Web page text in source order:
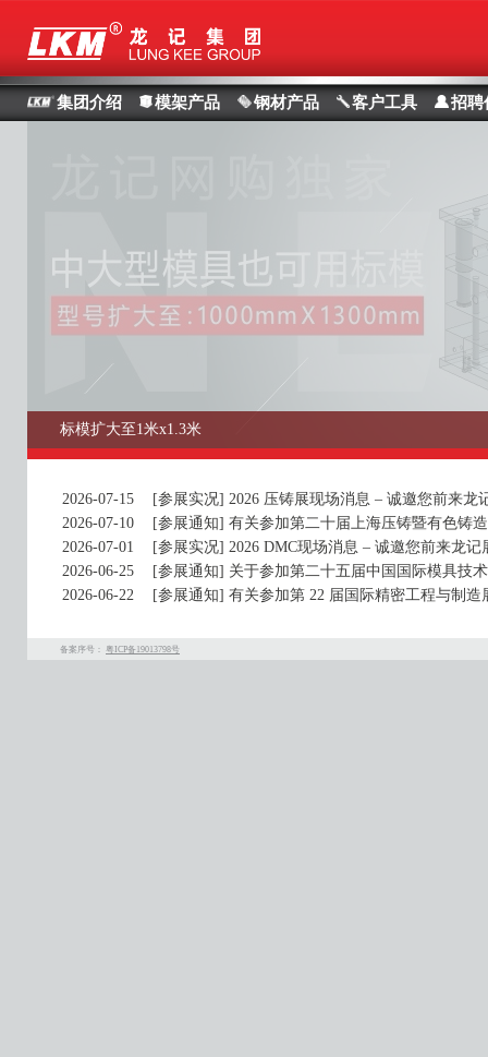
集团介绍 模架产品 钢材产品 客户工具 招聘
标模扩大至1米x1.3米
2026-07-15 [参展实况] 2026 压铸展现场消息 – 诚邀您前来龙
2026-07-10
[参展通知] 有关参加第二十届上海压铸暨有色铸
2026-07-01
[参展实况] 2026 DMC现场消息 – 诚邀您前来龙记
2026-06-25
[参展通知] 关于参加第二十五届中国国际模具技
2026-06-22
[参展通知] 有关参加第 22 届国际精密工程与制造
备案序号： 粤ICP备19013798号